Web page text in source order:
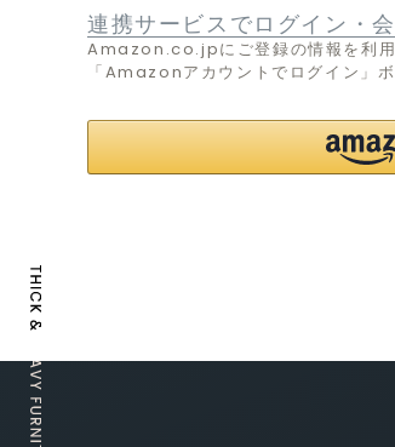
連携サービスでログイン・
Amazon.co.jpにご登録の情報を利用
「Amazonアカウントでログイン」